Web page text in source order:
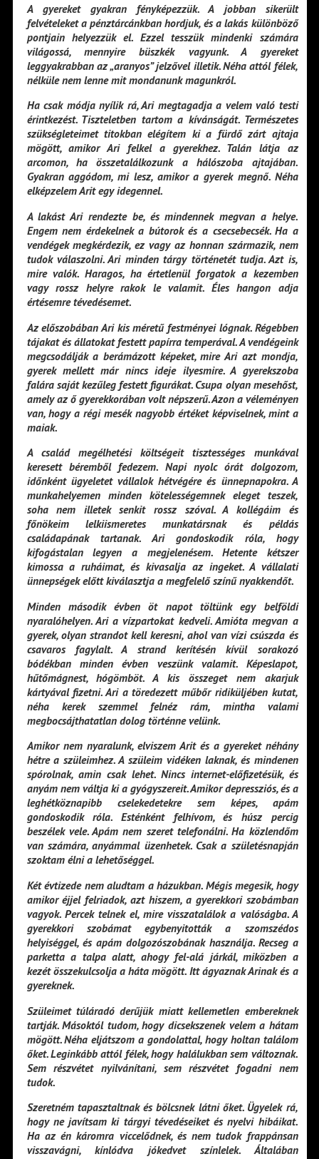
A gyereket gyakran fényképezzük. A jobban sikerült
felvételeket a pénztárcánkban hordjuk, és a lakás különböző
pontjain helyezzük el. Ezzel tesszük mindenki számára
világossá, mennyire büszkék vagyunk. A gyereket
leggyakrabban az „aranyos” jelzővel illetik. Néha attól félek,
nélküle nem lenne mit mondanunk magunkról.
Ha csak módja nyílik rá, Ari megtagadja a velem való testi
érintkezést. Tiszteletben tartom a kívánságát. Természetes
szükségleteimet titokban elégítem ki a fürdő zárt ajtaja
mögött, amikor Ari felkel a gyerekhez. Talán látja az
arcomon, ha összetalálkozunk a hálószoba ajtajában.
Gyakran aggódom, mi lesz, amikor a gyerek megnő. Néha
elképzelem Arit egy idegennel.
A lakást Ari rendezte be, és mindennek megvan a helye.
Engem nem érdekelnek a bútorok és a csecsebecsék. Ha a
vendégek megkérdezik, ez vagy az honnan származik, nem
tudok válaszolni. Ari minden tárgy történetét tudja. Azt is,
mire valók. Haragos, ha értetlenül forgatok a kezemben
vagy rossz helyre rakok le valamit. Éles hangon adja
értésemre tévedésemet.
Az előszobában Ari kis méretű festményei lógnak. Régebben
tájakat és állatokat festett papírra temperával. A vendégeink
megcsodálják a berámázott képeket, mire Ari azt mondja,
gyerek mellett már nincs ideje ilyesmire. A gyerekszoba
falára saját kezűleg festett figurákat. Csupa olyan mesehőst,
amely az ő gyerekkorában volt népszerű. Azon a véleményen
van, hogy a régi mesék nagyobb értéket képviselnek, mint a
maiak.
A család megélhetési költségeit tisztességes munkával
keresett béremből fedezem. Napi nyolc órát dolgozom,
időnként ügyeletet vállalok hétvégére és ünnepnapokra. A
munkahelyemen minden kötelességemnek eleget teszek,
soha nem illetek senkit rossz szóval. A kollégáim és
főnökeim lelkiismeretes munkatársnak és példás
családapának tartanak. Ari gondoskodik róla, hogy
kifogástalan legyen a megjelenésem. Hetente kétszer
kimossa a ruháimat, és kivasalja az ingeket. A vállalati
ünnepségek előtt kiválasztja a megfelelő színű nyakkendőt.
Minden második évben öt napot töltünk egy belföldi
nyaralóhelyen. Ari a vízpartokat kedveli. Amióta megvan a
gyerek, olyan strandot kell keresni, ahol van vízi csúszda és
csavaros fagylalt. A strand kerítésén kívül sorakozó
bódékban minden évben veszünk valamit. Képeslapot,
hűtőmágnest, hógömböt. A kis összeget nem akarjuk
kártyával fizetni. Ari a töredezett műbőr ridiküljében kutat,
néha kerek szemmel felnéz rám, mintha valami
megbocsájthatatlan dolog történne velünk.
Amikor nem nyaralunk, elviszem Arit és a gyereket néhány
hétre a szüleimhez. A szüleim vidéken laknak, és mindenen
spórolnak, amin csak lehet. Nincs internet-előfizetésük, és
anyám nem váltja ki a gyógyszereit. Amikor depressziós, és a
leghétköznapibb cselekedetekre sem képes, apám
gondoskodik róla. Esténként felhívom, és húsz percig
beszélek vele. Apám nem szeret telefonálni. Ha közlendőm
van számára, anyámmal üzenhetek. Csak a születésnapján
szoktam élni a lehetőséggel.
Két évtizede nem aludtam a házukban. Mégis megesik, hogy
amikor éjjel felriadok, azt hiszem, a gyerekkori szobámban
vagyok. Percek telnek el, mire visszatalálok a valóságba. A
gyerekkori szobámat egybenyitották a szomszédos
helyiséggel, és apám dolgozószobának használja. Recseg a
parketta a talpa alatt, ahogy fel-alá járkál, miközben a
kezét összekulcsolja a háta mögött. Itt ágyaznak Arinak és a
gyereknek.
Szüleimet túláradó derűjük miatt kellemetlen embereknek
tartják. Másoktól tudom, hogy dicsekszenek velem a hátam
mögött. Néha eljátszom a gondolattal, hogy holtan találom
őket. Leginkább attól félek, hogy halálukban sem változnak.
Sem részvétet nyilvánítani, sem részvétet fogadni nem
tudok.
Szeretném tapasztaltnak és bölcsnek látni őket. Ügyelek rá,
hogy ne javítsam ki tárgyi tévedéseiket és nyelvi hibáikat.
Ha az én káromra viccelődnek, és nem tudok frappánsan
visszavágni, kínlódva jókedvet színlelek. Általában